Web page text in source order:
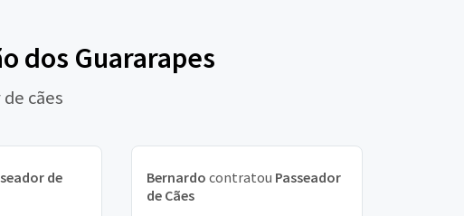
dos Guararapes
cães
de
Bernardo contratou Passeador
de Cães